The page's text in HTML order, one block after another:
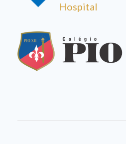
Hospital